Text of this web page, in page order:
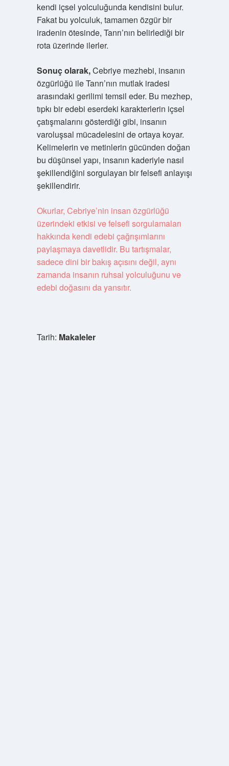
kendi içsel yolculuğunda kendisini bulur.
Fakat bu yolculuk, tamamen özgür bir
iradenin ötesinde, Tanrı’nın belirlediği bir
rota üzerinde ilerler.
Sonuç olarak,Cebriye mezhebi, insanın
özgürlüğü ile Tanrı’nın mutlak iradesi
arasındaki gerilimi temsil eder. Bu mezhep,
tıpkı bir edebi eserdeki karakterlerin içsel
çatışmalarını gösterdiği gibi, insanın
varoluşsal mücadelesini de ortaya koyar.
Kelimelerin ve metinlerin gücünden doğan
bu düşünsel yapı, insanın kaderiyle nasıl
şekillendiğini sorgulayan bir felsefi anlayışı
şekillendirir.
Okurlar, Cebriye’nin insan özgürlüğü
üzerindeki etkisi ve felsefi sorgulamaları
hakkında kendi edebi çağrışımlarını
paylaşmaya davetlidir. Bu tartışmalar,
sadece dini bir bakış açısını değil, aynı
zamanda insanın ruhsal yolculuğunu ve
edebi doğasını da yansıtır.
Tarih: Makaleler